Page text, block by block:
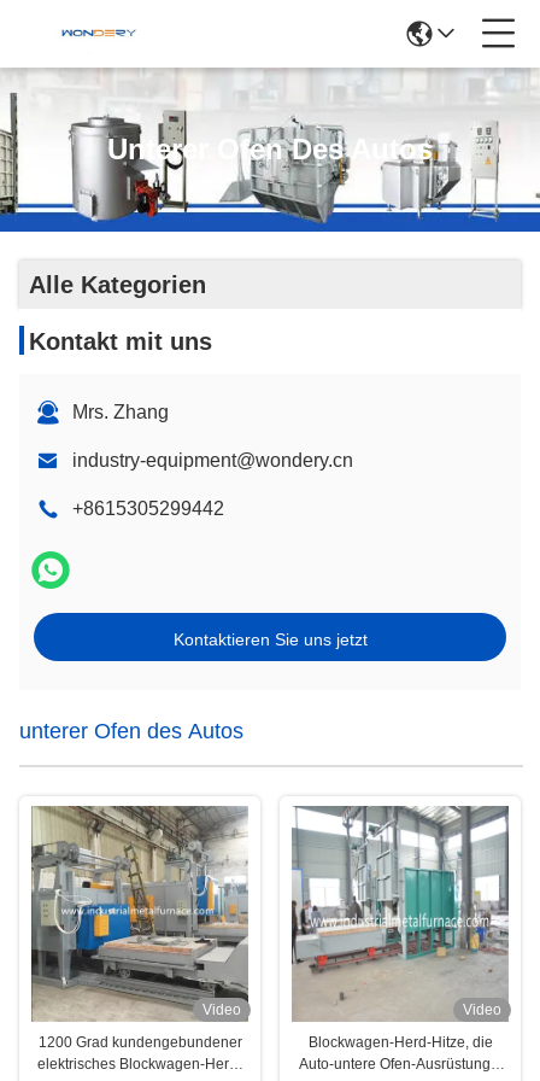
Unterer Ofen Des Autos
Alle Kategorien
Kontakt mit uns
Mrs. Zhang
industry-equipment@wondery.cn
+8615305299442
Kontaktieren Sie uns jetzt
unterer Ofen des Autos
Video
1200 Grad kundengebundener
elektrisches Blockwagen-Herd-
Video
Blockwagen-Herd-Hitze, die
Auto-untere Ofen-Ausrüstungs-